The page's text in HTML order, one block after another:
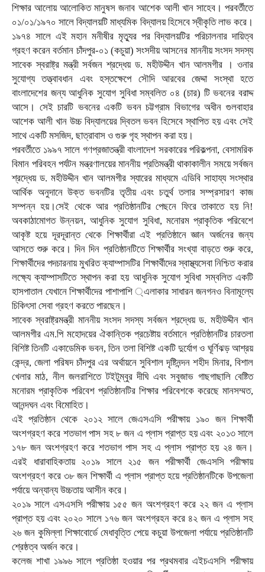
শিক্ষার আলোয় আলোকিত মানুষস জনাব আশেক আলী খান সাহেব। পরবর্তীতে
০১/০১/১৯৭০ সালে বিদ্যালয়টি মাধ্যমিক বিদ্যালয় হিসেবে স্বীকৃতি লাভ করে।
১৯৭৪ সালে এই মহান মনীষীর মৃত্যুর পর বিদ্যালয়টির পরিচালনার দায়িত্ব
গ্রহণ করেন বর্তমান চাঁদপুর-০১ (কচুয়া) সংসদীয় আসনের মাননীয় সংসদ সদস্য
সাবেক স্বরাষ্ট্র মন্ত্রী সর্বজন শ্রদ্ধেয় ড. মহীউদ্দীন খান আলমগীর । ওনার
সুযোগ্য তত্ত্বাবধান এবং হস্তক্ষেপে সৌদি আরবের জেদ্দা সংস্থা হতে
বাংলাদেশের জন্য আধুনিক সুযোগ সুবিধা সম্বলিত ০৪ (চার) টি ভবনের বরাদ্দ
আসে। সেই চারটি ভবনের একটি ভবন চট্টগ্রাম বিভাগের অধীন গুলবাহার
আশেক আলী খান উচ্চ বিদ্যালয়ের দ্বিতল ভবন হিসেবে স্থাপিত হয় এবং সেই
সাথে একটি মসজিদ, ছাত্রাবাস ও গুরু গৃহ স্থাপন করা হয়।
পরবর্তীতে ১৯৯৭ সালে গণপ্রজাতন্ত্রী বাংলাদেশ সরকারের পরিকল্পনা, বেসামরিক
বিমান পরিবহন পর্যটন মন্ত্রণালয়ের মাননীয় প্রতিমন্ত্রী থাকাকালীন সময়ে সর্বজন
শ্রদ্ধেয় ড. মহীউদ্দীন খান আলমগীর স্যারের মাধ্যমে এডিবি সাহায্য সংস্থার
আর্থিক অনুদানে উক্ত ভবনটির তৃতীয় এবং চতুর্থ তলার সম্প্রসারণ কাজ
সম্পন্ন হয়।সেই থেকে আর প্রতিষ্ঠানটির পেছনে ফিরে তাকাতে হয় নি!
অবকাঠামোগত উন্নয়ন, আধুনিক সুযোগ সুবিধা, মনোরম প্রাকৃতিক পরিবেশে
আকৃষ্ট হয়ে দূরদূরান্ত থেকে শিক্ষার্থীরা এই প্রতিষ্ঠানে জ্ঞান অর্জনের জন্য
আসতে শুরু করে। দিন দিন প্রতিষ্ঠানটিতে শিক্ষার্থীর সংখ্যা বাড়তে শুরু করে,
শিক্ষার্থীদের পদচারনায় মুখরিত ক্যাম্পাসটির শিক্ষার্থীদের স্বাস্থ্যসেবা নিশ্চিত করার
লক্ষ্যে ক্যাম্পাসটিতে স্থাপন করা হয় আধুনিক সুযোগ সুবিধা সম্বলিত একটি
হাসপাতাল যেখানে শিক্ষার্থীদের পাশাপাশি ্এলাকার সাধারন জনগনও বিনামূল্যে
চিকিৎসা সেবা গ্রহণ করতে পারছেন।
সাবেক স্বরাষ্ট্রমন্ত্রী মাননীয় সংসদ সদস্য সর্বজন শ্রদ্ধেয় ড. মহীউদ্দীন খান
আলমগীর এম.পি মহোদয়ের ঐকান্তিক প্রচেষ্টায় বর্তমানে প্রতিষ্ঠানটির চারতলা
বিশিষ্ট তিনটি একাডেমিক ভবন, তিন তলা বিশিষ্ট একটি দুর্যোগ ও ঘূর্ণিঝড় আশ্রয়
কেন্দ্র, জেলা পরিষদ চাঁদপুর এর অর্থায়নে সুবিশাল দৃষ্টিনন্দন শহীদ মিনার, বিশাল
খেলার মাঠ, নীল জলরাশিতে টইটুম্বুর দীঘি এবং সবুজাভ গাছগাছালি বেষ্টিত
মনোরম প্রাকৃতিক পরিবেশ প্রতিষ্ঠানটির শিক্ষার পরিবেশকে করেছে মানসম্মত,
আনন্দঘন এবং বিমোহিত।
এই প্রতিষ্ঠান থেকে ২০১২ সালে জেএসএসি পরীক্ষায় ১৯০ জন শিক্ষার্থী
অংশগ্রহণ করে শতভাগ পাস সহ ৮ জন এ প্লাস প্রাপ্ত হয় এবং ২০১৩ সালে
১৭৮ জন অংশগ্রহণ করে শতভাগ পাস সহ এ প্লাস প্রাপ্ত হয় ২৪ জন।
এরই ধারাবাহিকতায় ২০১৯ সালে ২১৫ জন পরীক্ষার্থী জেএসসি পরীক্ষায়
অংশগ্রহণ করে ৩৮ জন শিক্ষার্থী এ প্লাস প্রাপ্ত হয়ে প্রতিষ্ঠানটিকে উপজেলা
পর্যায়ে অন্যান্য উচ্চতায় আসীন করে।
২০১৯ সালে এসএসসি পরীক্ষায় ১৫৫ জন অংশগ্রহণ করে ২২ জন এ প্লাস
প্রাপ্ত হয় এবং ২০২০ সালে ১৭৬ জন অংশগ্রহন করে ৪২ জন এ প্লাস সহ
২৬ জন কুমিল্লা শিক্ষাবোর্ডে মেধাবৃত্তি পেয়ে কচুয়া উপজেলা পর্যায়ে প্রতিষ্ঠানটি
শ্রেষ্ঠত্ব অর্জন করে।
কলেজ শাখা ১৯৯৬ সালে প্রতিষ্ঠা হওয়ার পর প্রথমবার এইচএসসি পরীক্ষায়